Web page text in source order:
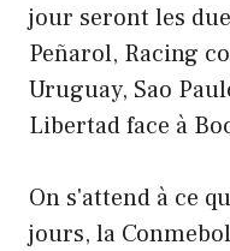
jour seront les
Peñarol, Racing
Uruguay, Sao
Libertad face à
On s'attend à ce
jours, la